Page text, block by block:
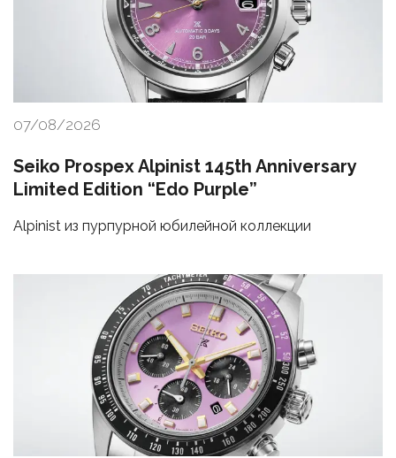
07/08/2026
Seiko Prospex Alpinist 145th Anniversary
Limited Edition “Edo Purple”
Alpinist из пурпурной юбилейной коллекции